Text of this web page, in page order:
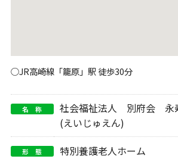
○JR高崎線「籠原」駅 徒歩30分
名 称
社会福祉法人 別府会 永
(えいじゅえん)
形 態 特別養護老人ホーム